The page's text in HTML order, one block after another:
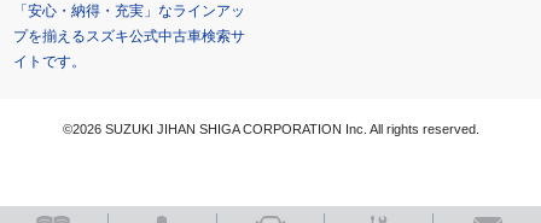
「安心・納得・充実」なラインアッ
プを揃えるスズキ公式中古車検索サ
イトです。
©2026 SUZUKI JIHAN SHIGA CORPORATION Inc. All rights reserved.